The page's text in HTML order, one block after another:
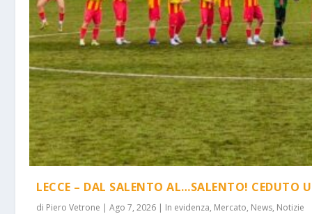
LECCE – DAL SALENTO AL…SALENTO! CEDUTO
di Piero Vetrone |Ago 7, 2026 | In evidenza, Mercato, News, Notizie